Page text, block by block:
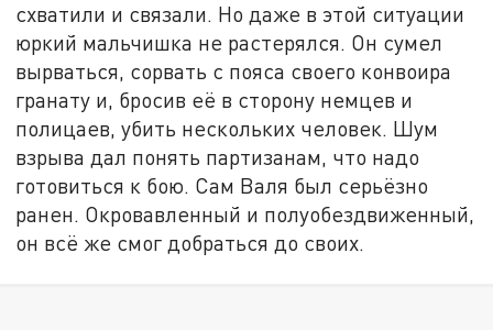
схватили и связали. Но даже в этой ситуации
юркий мальчишка не растерялся. Он сумел
вырваться, сорвать с пояса своего конвоира
гранату и, бросив её в сторону немцев и
полицаев, убить нескольких человек. Шум
взрыва дал понять партизанам, что надо
готовиться к бою. Сам Валя был серьёзно
ранен. Окровавленный и полуобездвиженный,
он всё же смог добраться до своих.